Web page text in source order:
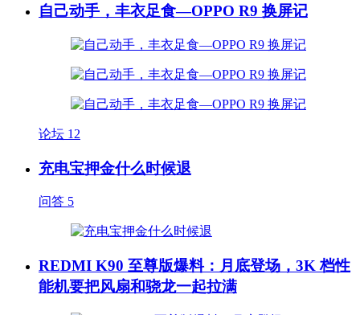
自己动手，丰衣足食—OPPO R9 换屏记
论坛 12
充电宝押金什么时候退
问答 5
REDMI K90 至尊版爆料：月底登场，3K 档性
能机要把风扇和骁龙一起拉满